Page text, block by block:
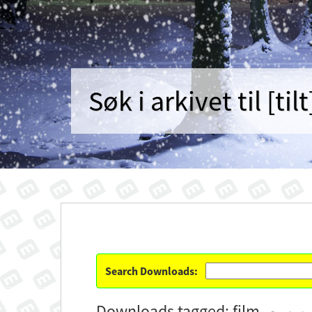
Søk i arkivet til
Search Downloads: